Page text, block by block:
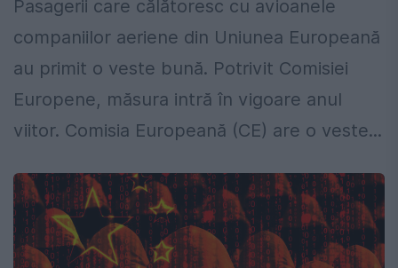
Pasagerii care călătoresc cu avioanele
companiilor aeriene din Uniunea Europeană
au primit o veste bună. Potrivit Comisiei
Europene, măsura intră în vigoare anul
viitor. Comisia Europeană (CE) are o veste...